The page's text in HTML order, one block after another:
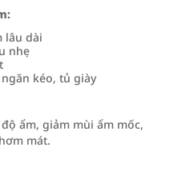
lâu dài
nhẹ
kéo, tủ giày
ẩm, giảm mùi ẩm mốc,
mát.